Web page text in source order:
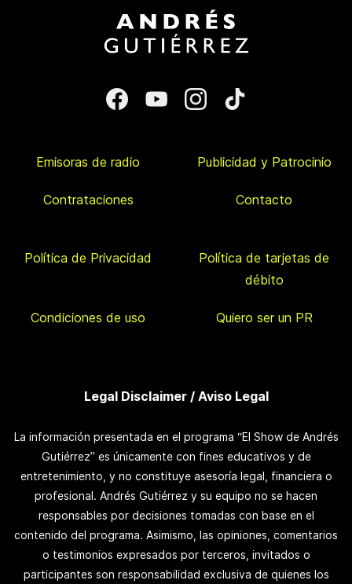
Emisoras de radio Publicidad y Patrocinio
Contrataciones Contacto
Política de Privacidad
Política de tarjetas de
débito
Condiciones de uso Quiero ser un PR
Legal Disclaimer / Aviso Legal
La información presentada en el programa “El Show de Andrés
Gutiérrez” es únicamente con fines educativos y de
entretenimiento, y no constituye asesoría legal, financiera o
profesional. Andrés Gutiérrez y su equipo no se hacen
responsables por decisiones tomadas con base en el
contenido del programa. Asimismo, las opiniones, comentarios
o testimonios expresados por terceros, invitados o
participantes son responsabilidad exclusiva de quienes los